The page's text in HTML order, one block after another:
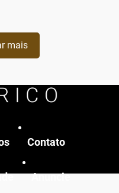
mais
Contato
Anuncie